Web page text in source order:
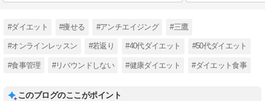
#ダイエット #痩せる #アンチエイジング #三鷹
#オンラインレッスン #若返り #40代ダイエット #50代ダイエット
#食事管理 #リバウンドしない #健康ダイエット #ダイエット食事
このブログのここがポイント